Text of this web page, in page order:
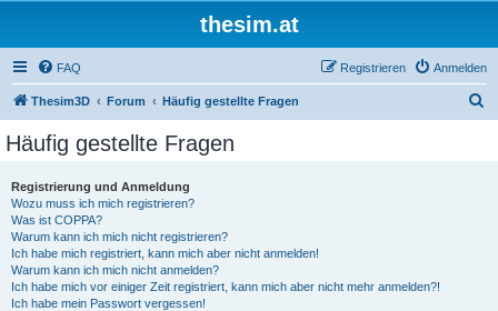
thesim.at
FAQ Anmelden
Registrieren
Thesim3D Forum Häufig gestellte Fragen
Häufig gestellte Fragen
Registrierung und Anmeldung
Wozu muss ich mich registrieren?
Was ist COPPA?
Warum kann ich mich nicht registrieren?
Ich habe mich registriert, kann mich aber nicht anmelden!
Warum kann ich mich nicht anmelden?
Ich habe mich vor einiger Zeit registriert, kann mich aber nicht mehr anmelden?!
Ich habe mein Passwort vergessen!